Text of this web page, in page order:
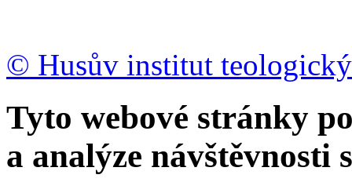
© Husův institut
Tyto webové stránky
a analýze návštěvnosti